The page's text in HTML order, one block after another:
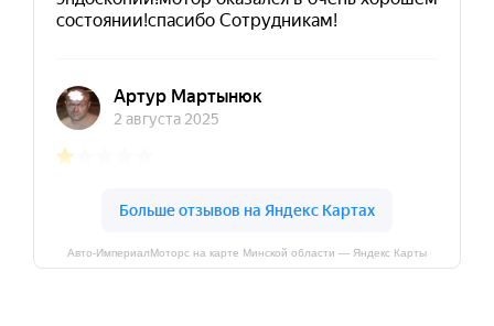
Авто-ИмпериалМоторс на карте Минской области — Яндекс Карты